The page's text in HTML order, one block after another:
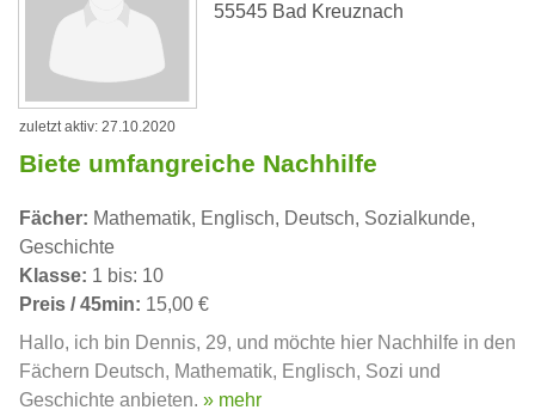
55545 Bad Kreuznach
zuletzt aktiv: 27.10.2020
Biete umfangreiche Nachhilfe
Fächer: Mathematik, Englisch, Deutsch, Sozialkunde,
Geschichte
Klasse: 1 bis: 10
Preis / 45min: 15,00 €
Hallo, ich bin Dennis, 29, und möchte hier Nachhilfe in den
Fächern Deutsch, Mathematik, Englisch, Sozi und
Geschichte anbieten. » mehr